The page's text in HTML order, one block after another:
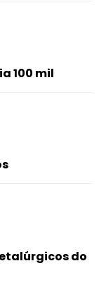
100 mil
do